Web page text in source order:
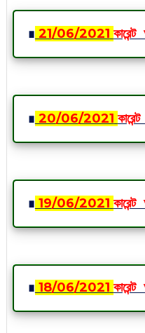
∎ 21/06/2021
∎ 20/06/2021
∎ 19/06/2021
∎ 18/06/2021